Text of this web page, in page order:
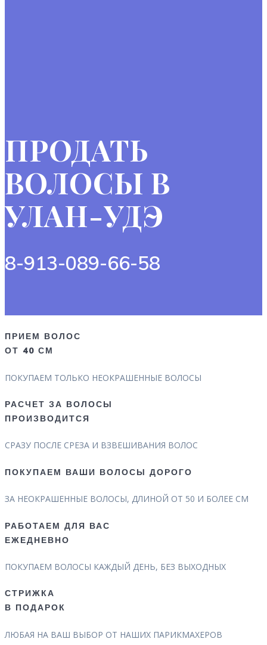
ПРОДАТЬ
ВОЛОСЫ В
УЛАН-УДЭ
8-913-089-66-58
ПРИЕМ ВОЛОС
ОТ 40 СМ
ПОКУПАЕМ ТОЛЬКО НЕОКРАШЕННЫЕ ВОЛОСЫ
РАСЧЕТ ЗА ВОЛОСЫ
ПРОИЗВОДИТСЯ
СРАЗУ ПОСЛЕ СРЕЗА И ВЗВЕШИВАНИЯ ВОЛОС
ПОКУПАЕМ ВАШИ ВОЛОСЫ ДОРОГО
ЗА НЕОКРАШЕННЫЕ ВОЛОСЫ, ДЛИНОЙ ОТ 50 И БОЛЕЕ СМ
РАБОТАЕМ ДЛЯ ВАС
ЕЖЕДНЕВНО
ПОКУПАЕМ ВОЛОСЫ КАЖДЫЙ ДЕНЬ, БЕЗ ВЫХОДНЫХ
СТРИЖКА
В ПОДАРОК
ЛЮБАЯ НА ВАШ ВЫБОР ОТ НАШИХ ПАРИКМАХЕРОВ